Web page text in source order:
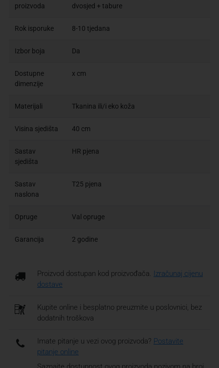
proizvoda
dvosjed + tabure
Rok isporuke 8-10 tjedana
Izbor boja Da
Dostupne
dimenzije
x cm
Materijali Tkanina ili/i eko koža
Visina sjedišta 40 cm
Sastav
sjedišta
HR pjena
Sastav
naslona
T25 pjena
Opruge Val opruge
Garancija 2 godine
Proizvod dostupan kod proizvođača.
Izračunaj cijenu
dostave
Kupite online i besplatno preuzmite u poslovnici, bez
dodatnih troškova
Imate pitanje u vezi ovog proizvoda? Postavite
pitanje online